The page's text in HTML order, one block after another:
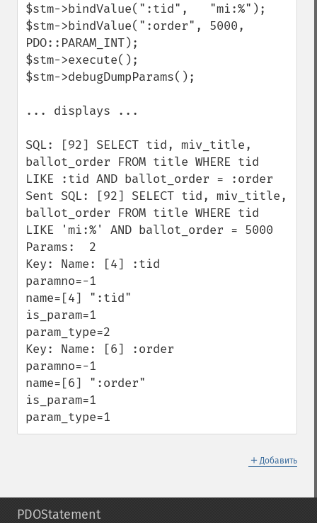
$stm->bindValue(":tid",   "mi:%");
$stm->bindValue(":order", 5000,
PDO::PARAM_INT);
$stm->execute();
$stm->debugDumpParams();
... displays ...
SQL: [92] SELECT tid, miv_title,
ballot_order FROM title WHERE tid
LIKE :tid AND ballot_order = :order
Sent SQL: [92] SELECT tid, miv_title,
ballot_order FROM title WHERE tid
LIKE 'mi:%' AND ballot_order = 5000
Params:  2
Key: Name: [4] :tid
paramno=-1
name=[4] ":tid"
is_param=1
param_type=2
Key: Name: [6] :order
paramno=-1
name=[6] ":order"
is_param=1
param_type=1
＋ Добавить
PDOStatement